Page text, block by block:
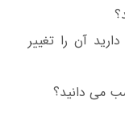
آن را تغییر
می دانید؟